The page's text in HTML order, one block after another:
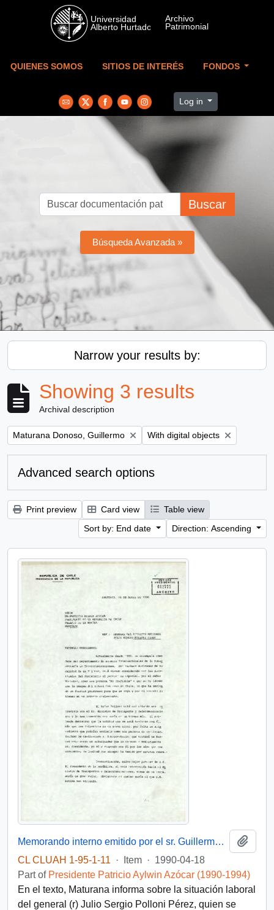
Skip to main content
QUIENES SOMOS SITIOS DE INTERÉS FONDOS
Log in
Buscar
Búsqueda Avanzada »
Narrow your results by:
Showing 3 results
Archival description
Remove filter:
Maturana Donoso, Guillermo Remove filter:
With digital objects
Advanced search options
Print preview Card view
Table view
Sort by: End date
Direction: Ascending
Memorando interno emitido por el sr. Guillermo Maturana Donoso, funcionario de la Dirección Administrativa del Palacio de La Moneda, dirigido al Presidente de la República, sr. Patricio Aylwin Azócar
CL CLUAH 1-95-1-11
· Item · 1990-04-18
Part of Presidente Patricio Aylwin Azócar (1990-1994)
En el texto, Maturana informa sobre la situación laboral
del general (r) Julio Sergio Polloni Pérez, quien se